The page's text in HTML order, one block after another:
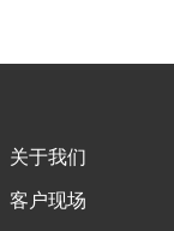
关于我们
客户现场